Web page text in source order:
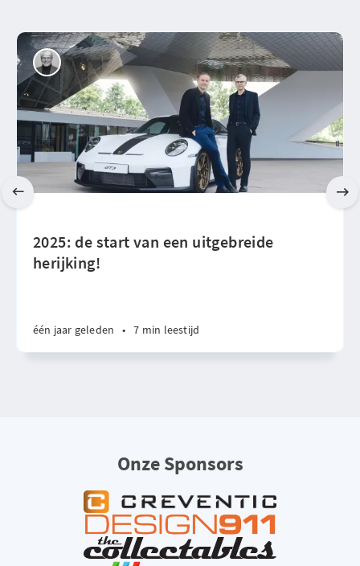
2025: de start van een uitgebreide
herijking!
één jaar geleden • 7 min leestijd
Onze Sponsors